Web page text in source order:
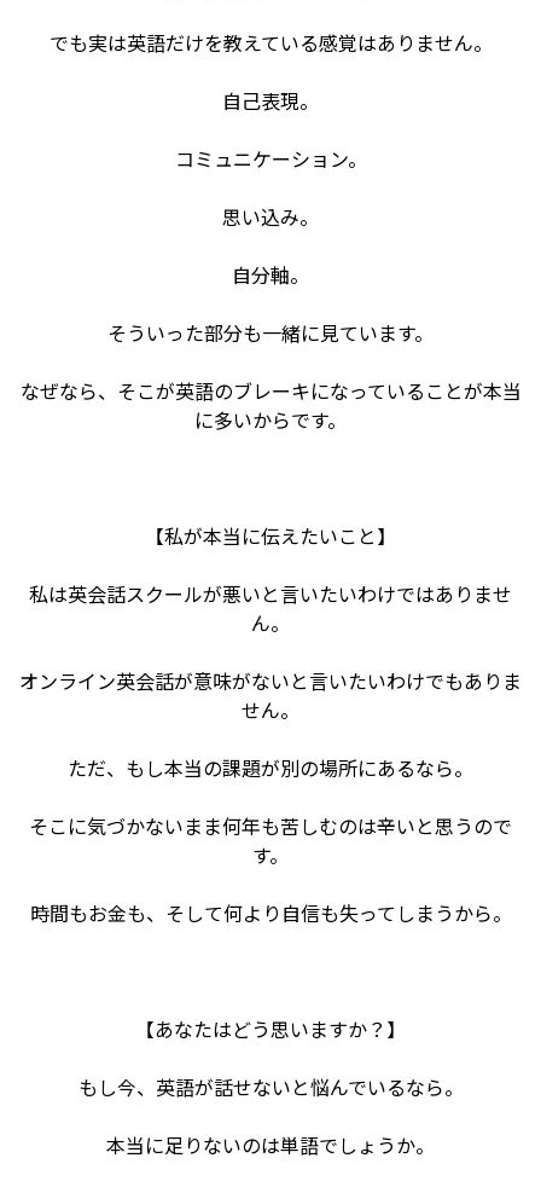
でも実は英語だけを教えている感覚はありません。
自己表現。
コミュニケーション。
思い込み。
自分軸。
そういった部分も一緒に見ています。
なぜなら、そこが英語のブレーキになっていることが本当
に多いからです。
【私が本当に伝えたいこと】
私は英会話スクールが悪いと言いたいわけではありませ
ん。
オンライン英会話が意味がないと言いたいわけでもありま
せん。
ただ、もし本当の課題が別の場所にあるなら。
そこに気づかないまま何年も苦しむのは辛いと思うので
す。
時間もお金も、そして何より自信も失ってしまうから。
【あなたはどう思いますか？】
もし今、英語が話せないと悩んでいるなら。
本当に足りないのは単語でしょうか。